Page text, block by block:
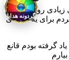
رو در این
برای یه عده ای
گرفته بودم قانع
گردونه هدایا